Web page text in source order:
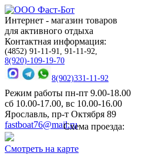
Интернет - магазин товаров
для активного отдыха
Контактная информация:
(4852) 91-11-91, 91-11-92,
8(920)-109-19-70
8(902)331-11-92
Режим работы пн-пт 9.00-18.00
сб 10.00-17.00, вс 10.00-16.00
Ярославль, пр-т Октября 89
fastboat76@mail.ruСхема проезда:
Смотреть на карте